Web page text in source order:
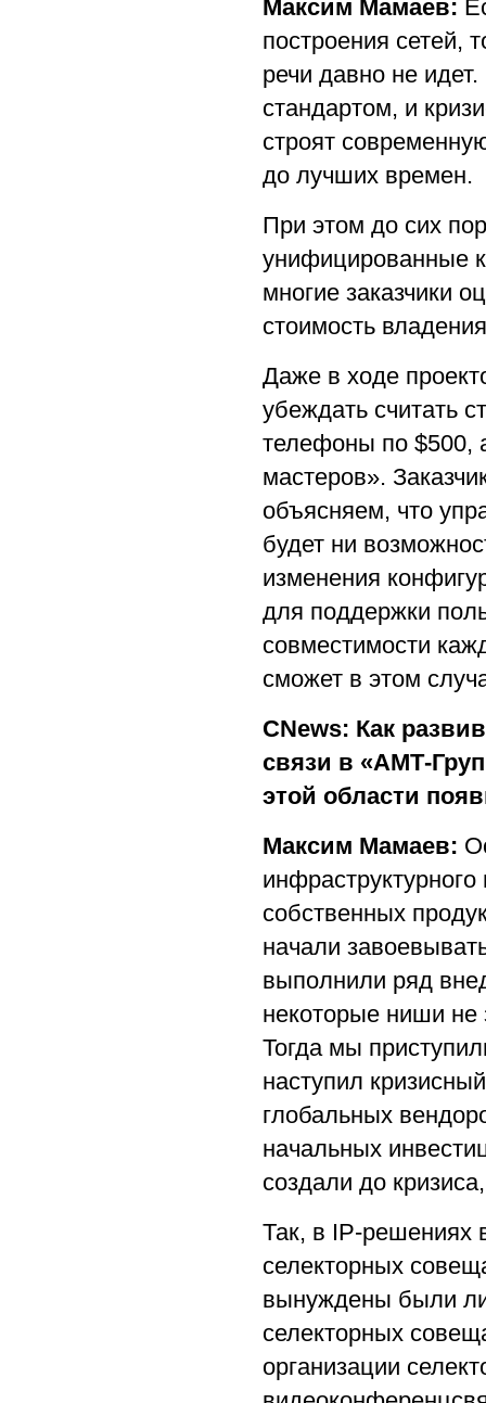
Максим Мамаев:
построения сетей,
речи давно не
стандартом, и
строят
до лучших времен.
При этом до сих
унифицированные
многие заказчики
стоимость
Даже в ходе
убеждать считать
телефоны по $500,
мастеров».
объясняем, что
будет ни
изменения
для поддержки
совместимости
сможет в этом
CNews: Как
связи в «АМТ-
этой области
Максим Мамаев:
собственных
начали
выполнили ряд
некоторые ниши
Тогда мы
наступил
глобальных
начальных
создали до
Так, в IP-решениях
селекторных
вынуждены были
селекторных
организации